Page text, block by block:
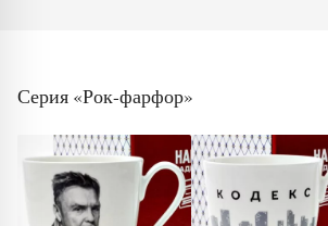
Серия «Рок-фарфор»